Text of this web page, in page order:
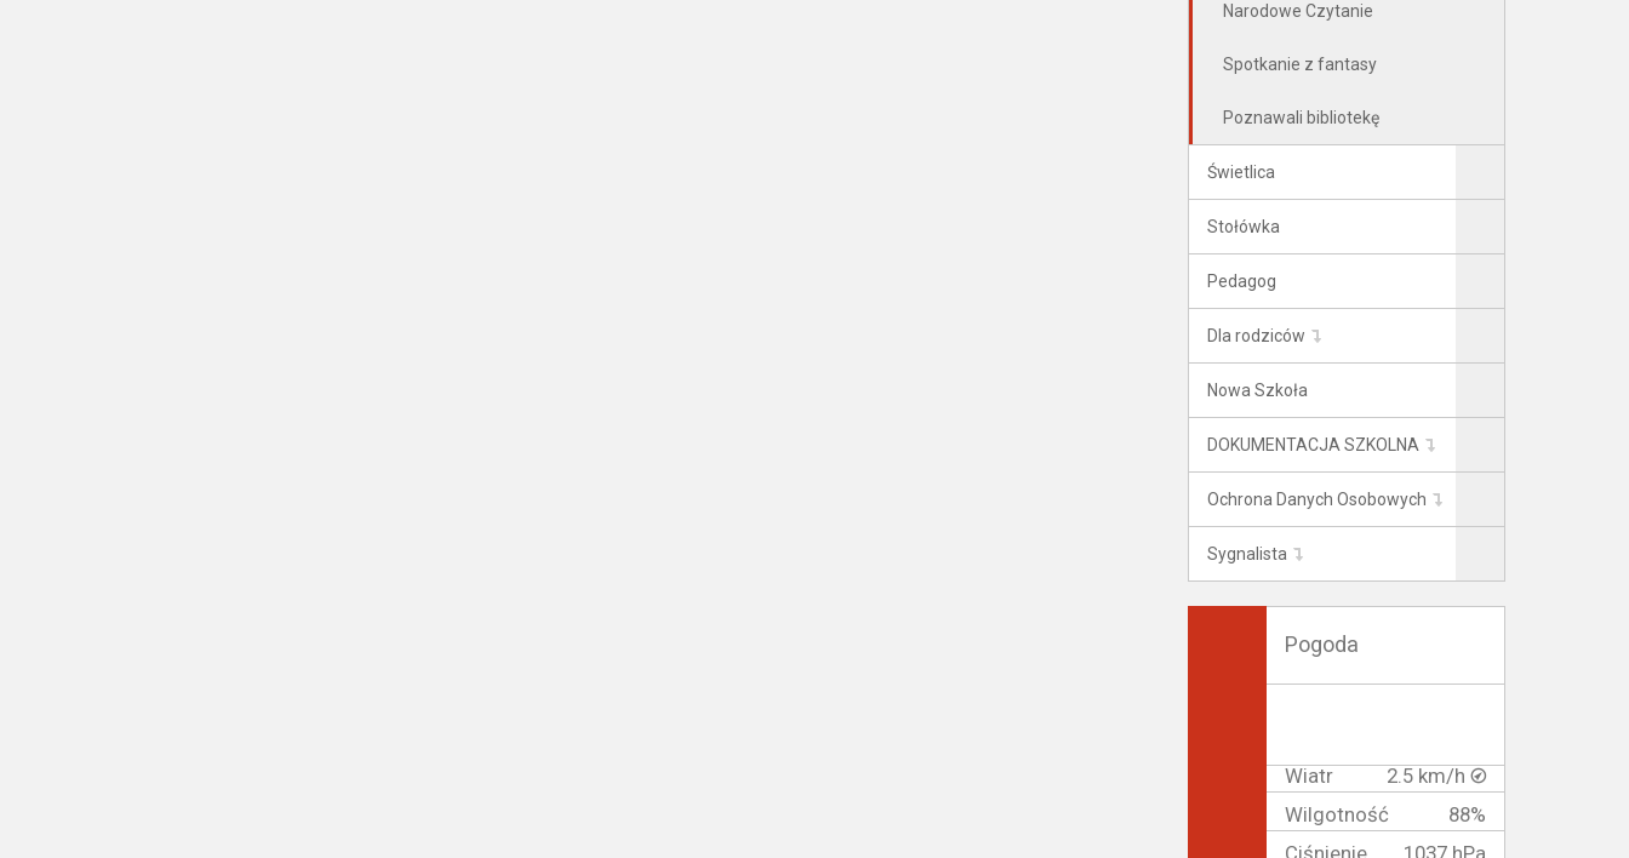
Narodowe Czytanie
Spotkanie z fantasy
Poznawali bibliotekę
Świetlica
Stołówka
Pedagog
Dla rodziców
Nowa Szkoła
DOKUMENTACJA SZKOLNA
Ochrona Danych Osobowych
Sygnalista
Pogoda
Wiatr
2.5 km/h
Wilgotność
88%
Ciśnienie
1037 hPa